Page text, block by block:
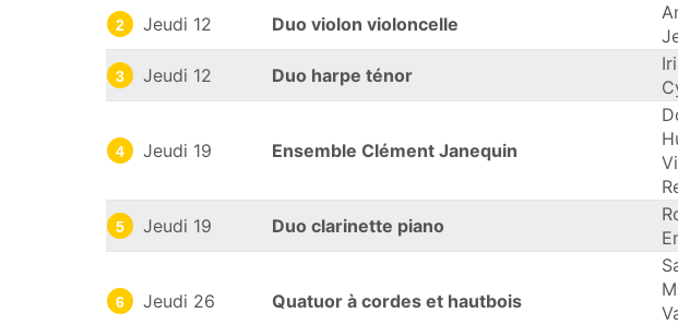
2 Jeudi 12 Duo violon violoncelle
3 Jeudi 12 Duo harpe ténor
4 Jeudi 19 Ensemble Clément Janequin
5 Jeudi 19 Duo clarinette piano
6 Jeudi 26 Quatuor à cordes et hautbois